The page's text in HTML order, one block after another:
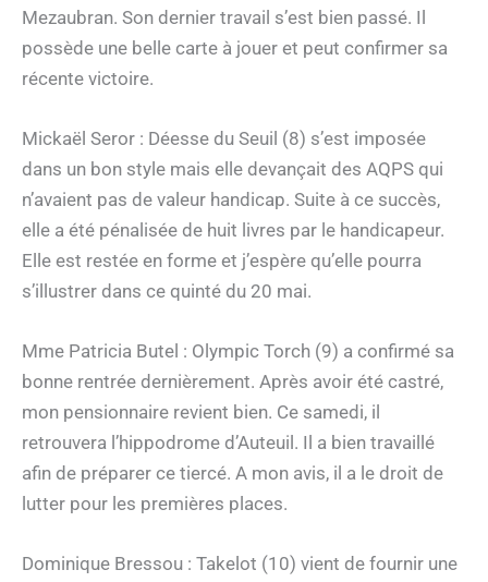
Mezaubran. Son dernier travail s’est bien passé. Il
possède une belle carte à jouer et peut confirmer sa
récente victoire.
Mickaël Seror : Déesse du Seuil (8) s’est imposée
dans un bon style mais elle devançait des AQPS qui
n’avaient pas de valeur handicap. Suite à ce succès,
elle a été pénalisée de huit livres par le handicapeur.
Elle est restée en forme et j’espère qu’elle pourra
s’illustrer dans ce quinté du 20 mai.
Mme Patricia Butel : Olympic Torch (9) a confirmé sa
bonne rentrée dernièrement. Après avoir été castré,
mon pensionnaire revient bien. Ce samedi, il
retrouvera l’hippodrome d’Auteuil. Il a bien travaillé
afin de préparer ce tiercé. A mon avis, il a le droit de
lutter pour les premières places.
Dominique Bressou : Takelot (10) vient de fournir une